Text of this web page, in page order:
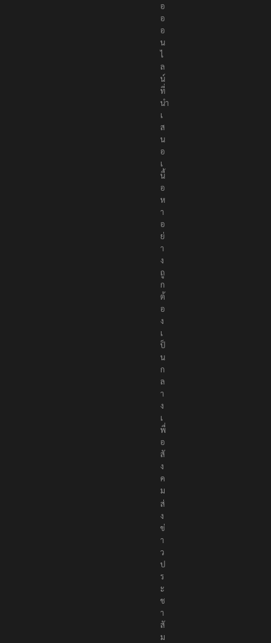
อ
อ
อ
น
ไ
ล
น์
ที่
นำ
เ
ส
น
อ
เ
นื้
อ
ห
า
อ
ย่
า
ง
ถู
ก
ต้
อ
ง
เ
ป็
น
ก
ล
า
ง
เ
พื่
อ
สั
ง
ค
ม
ส่
ง
ข่
า
ว
ป
ร
ะ
ช
า
สั
ม